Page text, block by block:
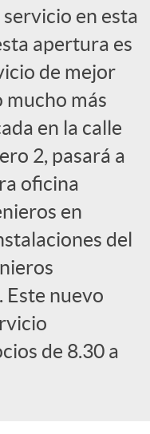
en esta
apertura es
de mejor
mucho más
en la calle
2, pasará a
oficina
en
del
Este nuevo
de 8.30 a